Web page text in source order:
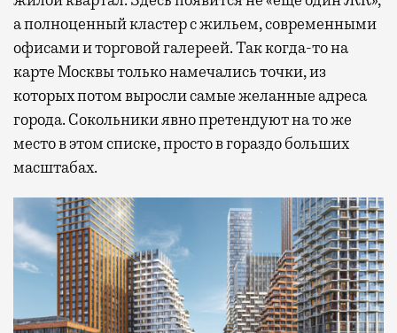
а полноценный кластер с жильем, современными
офисами и торговой галереей. Так когда-то на
карте Москвы только намечались точки, из
которых потом выросли самые желанные адреса
города. Сокольники явно претендуют на то же
место в этом списке, просто в гораздо больших
масштабах.